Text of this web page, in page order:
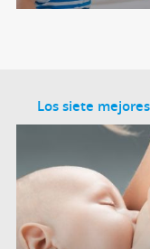
Los siete